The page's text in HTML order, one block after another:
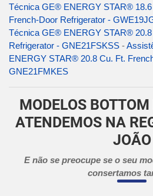
Técnica GE® ENERGY STAR®
French-Door Refrigerator -
Técnica GE® ENERGY STAR®
Refrigerator - GNE21FSKSS -
ENERGY STAR® 20.8 Cu. Ft.
GNE21FMKES
MODELOS BOTTOM
ATENDEMOS NA
JOÃO
E não se preocupe se o seu
consertamos